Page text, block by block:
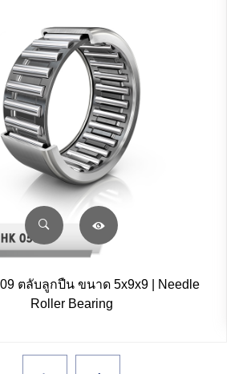
ตลับลูกปืน ขนาด 5x9x9 | Needle
Roller Bearing